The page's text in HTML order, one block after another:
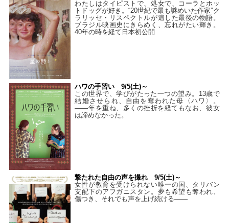
わたしはタイピストで、処⼥で、コーラとホッ
トドッグが好き。“20世紀で最も謎めいた作家”ク
ラリッセ・リスペクトルが遺した最後の物語。
ブラジル映画史にきらめく、忘れがたい輝き。
40年の時を経て⽇本初公開
ハワの手習い 9/5(土)～
この世界で、学びがたった一つの望み。13歳で
結婚させられ、自由を奪われた母〈ハワ〉。
——年を重ね、多くの挫折を経てもなお、彼女
は諦めなかった。
撃たれた自由の声を撮れ 9/5(土)～
女性が教育を受けられない唯一の国、タリバン
支配下のアフガニスタン。夢も希望も奪われ、
傷つき、それでも声を上げ続ける——